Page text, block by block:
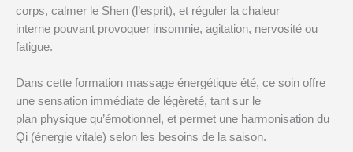
corps, calmer le Shen (l’esprit), et réguler la chaleur
interne pouvant provoquer insomnie, agitation, nervosité ou
fatigue.
Dans cette formation massage énergétique été, ce soin offre
une sensation immédiate de légèreté, tant sur le
plan physique qu’émotionnel, et permet une harmonisation du
Qi (énergie vitale) selon les besoins de la saison.